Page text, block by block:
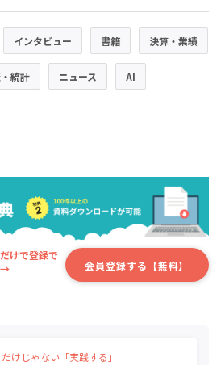
インタビュー 書籍 決算・業績
統計 ニュース AI
けで登録で
→
会員登録する【無料】
だけじゃない「実践する」